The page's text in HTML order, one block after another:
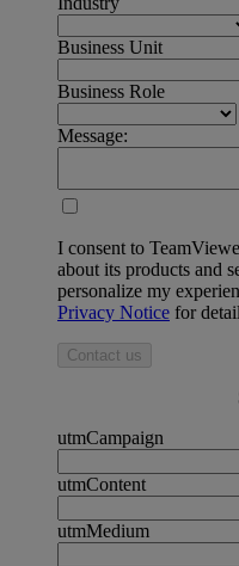
Business Unit
Business Role
Message:
I consent to
about its products and
personalize my
Privacy Notice for
Contact us
utmCampaign
utmContent
utmMedium